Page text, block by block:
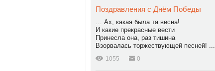
Поздравления с Днём Победы
… Ах, какая была та весна!
И какие прекрасные вести
Принесла она, раз тишина
Взорвалась торжествующей песней! ...
1055 0